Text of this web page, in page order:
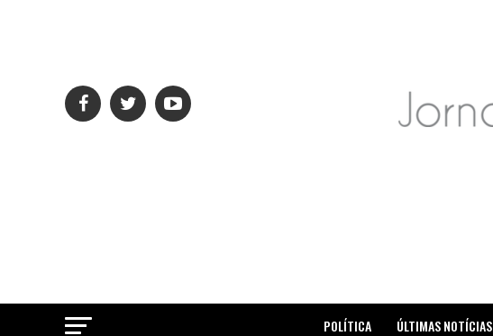
POLÍTICA ÚLTIMAS NOTÍCIAS